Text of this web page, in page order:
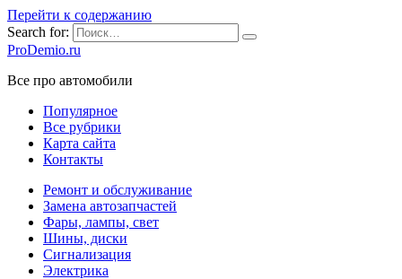
Перейти к содержанию
Search for:
ProDemio.ru
Все про автомобили
Популярное
Все рубрики
Карта сайта
Контакты
Ремонт и обслуживание
Замена автозапчастей
Фары, лампы, свет
Шины, диски
Сигнализация
Электрика